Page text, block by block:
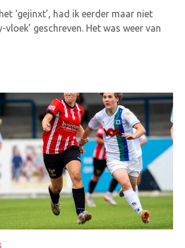
‘gejinxt’, had ik eerder maar niet
vloek’ geschreven. Het was weer van